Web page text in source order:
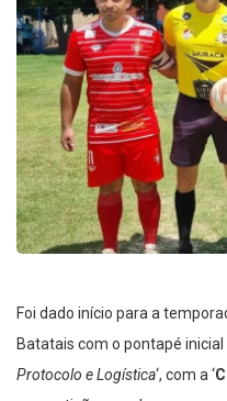
Foi dado início para a
Batatais com o pontapé inicial
Protocolo e Logística ‘, com a ‘